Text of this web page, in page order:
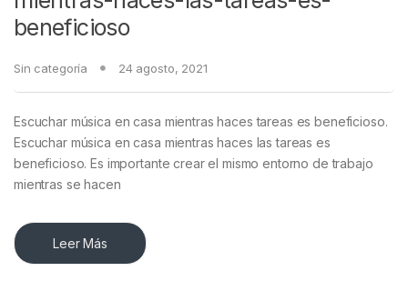
beneficioso
Sin categoría 24 agosto, 2021
Escuchar música en casa mientras haces tareas es beneficioso.
Escuchar música en casa mientras haces las tareas es
beneficioso. Es importante crear el mismo entorno de trabajo
mientras se hacen
Leer Más